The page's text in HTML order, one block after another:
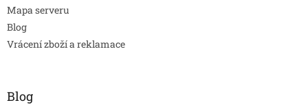
Mapa serveru
Blog
Vrácení zboží a reklamace
Blog